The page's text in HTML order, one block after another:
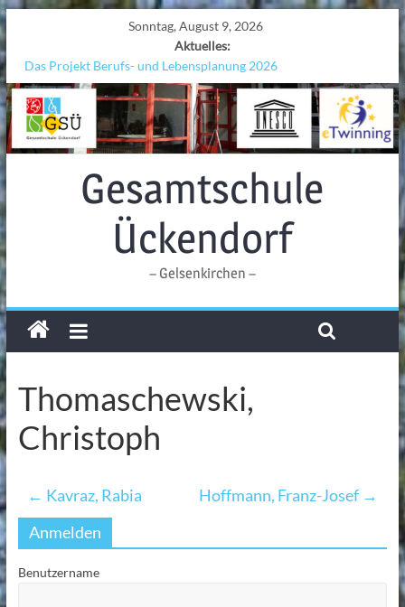
Sonntag, August 9, 2026
Aktuelles:
Das Projekt Berufs- und Lebensplanung 2026
UNESCO Stadtradeln „Grenzen überwinden“
KCC-Workshop
Sicherheit auf den Wellen: Lehrkräfte bilden sich in Alicante fort
Ferien!!!
Gesamtschule
Ückendorf
– Gelsenkirchen –
Thomaschewski,
Christoph
← Kavraz, Rabia Hoffmann, Franz-Josef →
Anmelden
Benutzername